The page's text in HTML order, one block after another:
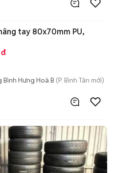
tay 80x70mm PU,
Bình Hưng Hoà B (P. Bình Tân mới)